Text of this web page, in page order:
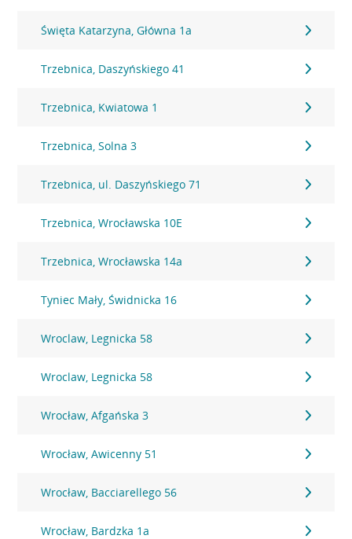
Święta Katarzyna, Główna 1a
Trzebnica, Daszyńskiego 41
Trzebnica, Kwiatowa 1
Trzebnica, Solna 3
Trzebnica, ul. Daszyńskiego 71
Trzebnica, Wrocławska 10E
Trzebnica, Wrocławska 14a
Tyniec Mały, Świdnicka 16
Wroclaw, Legnicka 58
Wroclaw, Legnicka 58
Wrocław, Afgańska 3
Wrocław, Awicenny 51
Wrocław, Bacciarellego 56
Wrocław, Bardzka 1a